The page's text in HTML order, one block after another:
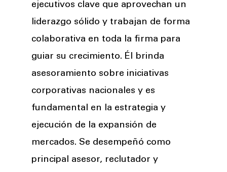
ejecutivos clave que aprovechan un
liderazgo sólido y trabajan de forma
colaborativa en toda la firma para
guiar su crecimiento. Él brinda
asesoramiento sobre iniciativas
corporativas nacionales y es
fundamental en la estrategia y
ejecución de la expansión de
mercados. Se desempeñó como
principal asesor, reclutador y